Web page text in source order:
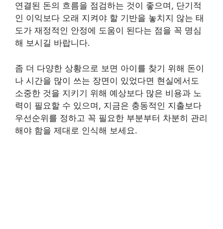
연결된 돈의 흐름을 점검하는 것이 좋으며, 단기적
인 이익보다 오래 지켜야 할 기반을 놓치지 않는 태
도가 재정적인 안정에 도움이 된다는 점을 꼭 명심
해 보시길 바랍니다.
좀 더 다양한 상황으로 보면 아이를 찾기 위해 돈이
나 시간을 많이 쓰는 장면이 있었다면 현실에서도
소중한 것을 지키기 위해 예상보다 많은 비용과 노
력이 필요할 수 있으며, 지금은 충동적인 지출보다
우선순위를 정하고 꼭 필요한 부분부터 차분히 관리
해야 함을 제대로 인식해 보세요.